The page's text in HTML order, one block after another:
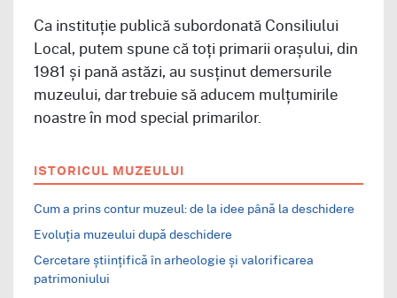
Ca instituție publică subordonată Consiliului
Local, putem spune că toți primarii orașului, din
1981 și pană astăzi, au susținut demersurile
muzeului, dar trebuie să aducem mulțumirile
noastre în mod special primarilor.
ISTORICUL MUZEULUI
Cum a prins contur muzeul: de la idee până la deschidere
Evoluția muzeului după deschidere
Cercetare științifică în arheologie și valorificarea
patrimoniului